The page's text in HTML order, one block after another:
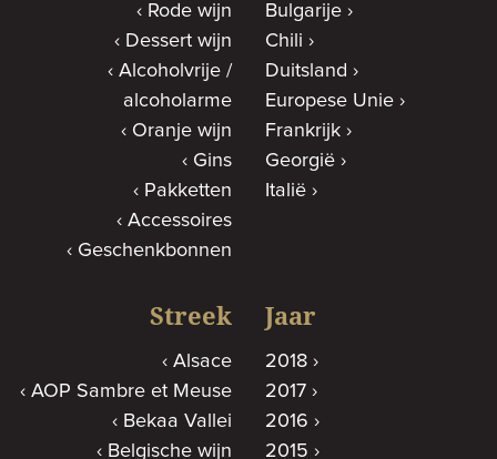
Rode wijn
Dessert wijn
Alcoholvrije /
alcoholarme
Oranje wijn
Gins
Pakketten
Accessoires
Geschenkbonnen
Bulgarije
Chili
Duitsland
Europese Unie
Frankrijk
Georgië
Italië
Streek
Alsace
AOP Sambre et Meuse
Bekaa Vallei
Belgische wijn
Jaar
2018
2017
2016
2015